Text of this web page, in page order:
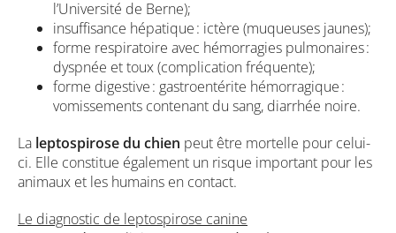
l’Université de Berne);
insuffisance hépatique : ictère (muqueuses jaunes);
forme respiratoire avec hémorragies pulmonaires :
dyspnée et toux (complication fréquente);
forme digestive : gastroentérite hémorragique :
vomissements contenant du sang, diarrhée noire.
La leptospirose du chien peut être mortelle pour celui-
ci. Elle constitue également un risque important pour les
animaux et les humains en contact.
Le diagnostic de leptospirose canine